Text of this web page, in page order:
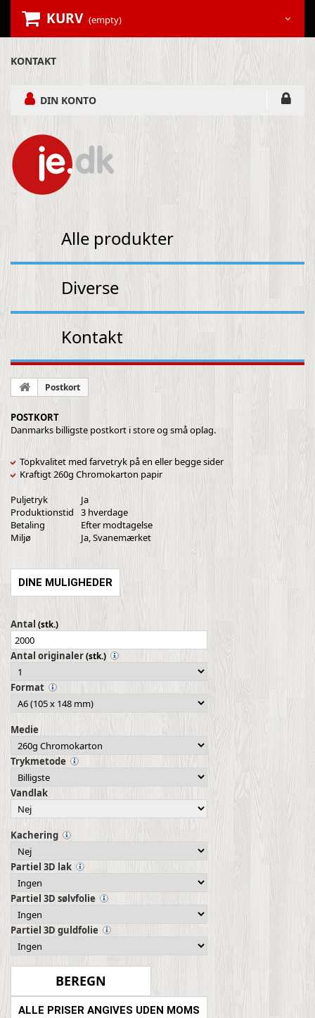
KURV (empty)
KONTAKT
DIN KONTO
Alle produkter
Diverse
Kontakt
Postkort
POSTKORT
Danmarks billigste postkort i store og små oplag.
Topkvalitet med farvetryk på en eller begge sider
Kraftigt 260g Chromokarton papir
Puljetryk
Ja
Produktionstid
3 hverdage
Betaling
Efter modtagelse
Miljø
Ja, Svanemærket
DINE MULIGHEDER
Antal (stk.)
Antal originaler(stk.)
Format
Medie
Trykmetode
Vandlak
Kachering
Partiel 3D lak
Partiel 3D sølvfolie
Partiel 3D guldfolie
ALLE PRISER ANGIVES UDEN MOMS